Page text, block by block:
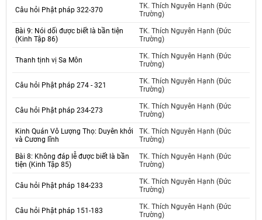
Câu hỏi Phật pháp 322-370
TK. Thích Nguyên Hạnh (Đức
Trường)
Bài 9: Nói dối được biết là bần tiện
(Kinh Tập 86)
TK. Thích Nguyên Hạnh (Đức
Trường)
Thanh tịnh vị Sa Môn
TK. Thích Nguyên Hạnh (Đức
Trường)
Câu hỏi Phật pháp 274 - 321
TK. Thích Nguyên Hạnh (Đức
Trường)
Câu hỏi Phật pháp 234-273
TK. Thích Nguyên Hạnh (Đức
Trường)
Kinh Quán Vô Lượng Thọ: Duyên khởi
và Cương lĩnh
TK. Thích Nguyên Hạnh (Đức
Trường)
Bài 8: Không đáp lễ được biết là bần
tiện (Kinh Tập 85)
TK. Thích Nguyên Hạnh (Đức
Trường)
Câu hỏi Phật pháp 184-233
TK. Thích Nguyên Hạnh (Đức
Trường)
Câu hỏi Phật pháp 151-183
TK. Thích Nguyên Hạnh (Đức
Trường)